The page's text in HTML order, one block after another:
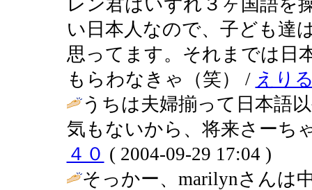
い日本人なので、子ども達
思ってます。それまでは日
もらわなきゃ（笑） / えり
うちは夫婦揃って日本語
気もないから、将来さーち
４０ ( 2004-09-29 17:04 )
そっかー、marilynさんは